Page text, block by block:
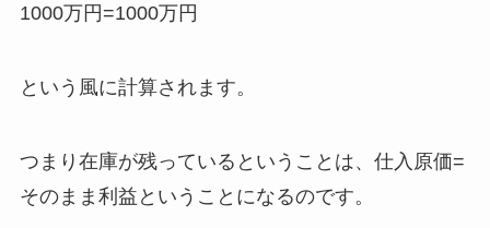
1000万円=1000万円
という風に計算されます。
つまり在庫が残っているということは、仕入原価=
そのまま利益ということになるのです。